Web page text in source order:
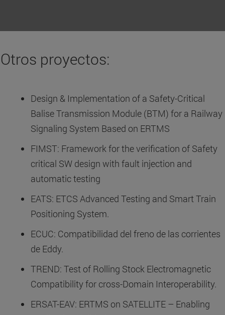
Otros proyectos:
Design & Implementation of a Safety-Critical
Balise Transmission Module (BTM) for a Railway
Signaling System Based on ERTMS
FIMST: Framework for the verification of Safety
critical SW design with fault injection and
automatic testing
EATS: ETCS Advanced Testing and Smart Train
Positioning System.
ECUC: Compatibilidad del freno de las corrientes
de Eddy.
TREND: Test of Rolling Stock Electromagnetic
Compatibility for cross-Domain Interoperability.
ERSAT-EAV: ERTMS on SATELLITE – Enabling